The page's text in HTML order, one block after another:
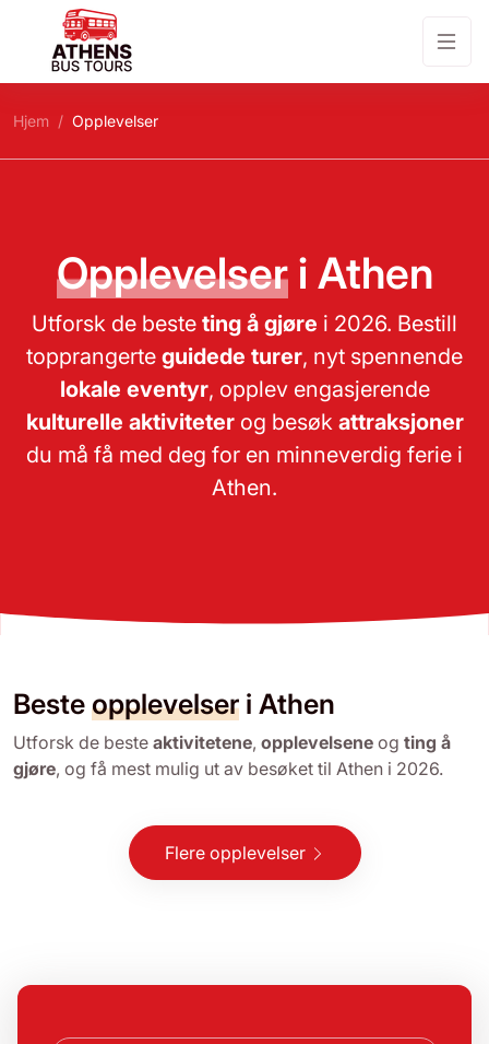
Hjem Opplevelser
Opplevelseri Athen
Utforsk de beste ting å gjøre i 2026. Bestill
topprangerte guidede turer, nyt spennende
lokale eventyr, opplev engasjerende
kulturelle aktiviteterog besøk attraksjoner
du må få med deg for en minneverdig ferie i
Athen.
Beste opplevelser i Athen
Utforsk de beste aktivitetene, opplevelsene og ting å
gjøre, og få mest mulig ut av besøket til Athen i 2026.
Flere opplevelser